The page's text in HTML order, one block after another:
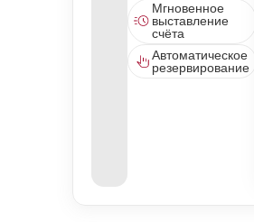
Мгновенное
выставление
счёта
Автоматическое
резервирование